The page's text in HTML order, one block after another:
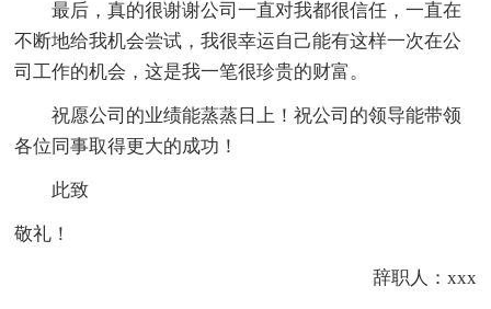
最后，真的很谢谢公司一直对我都很信任，一直在
不断地给我机会尝试，我很幸运自己能有这样一次在公
司工作的机会，这是我一笔很珍贵的财富。
祝愿公司的业绩能蒸蒸日上！祝公司的领导能带领
各位同事取得更大的成功！
此致
敬礼！
辞职人：xxx